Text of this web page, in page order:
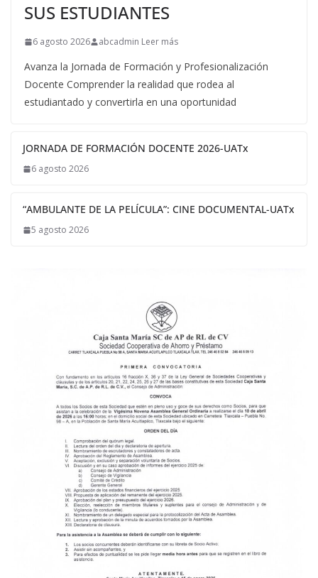
SUS ESTUDIANTES
6 agosto 2026 abcadmin Leer más
Avanza la Jornada de Formación y Profesionalización
Docente Comprender la realidad que rodea al
estudiantado y convertirla en una oportunidad
JORNADA DE FORMACIÓN DOCENTE 2026-UATx
6 agosto 2026
“AMBULANTE DE LA PELÍCULA”: CINE DOCUMENTAL-UATx
5 agosto 2026